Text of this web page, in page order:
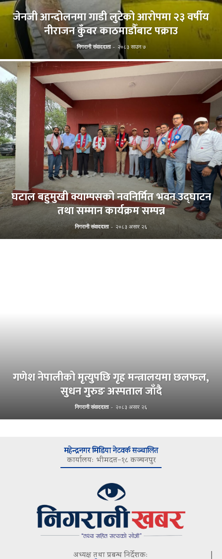
जेनजी आन्दोलनमा गाडी लुटेको आरोपमा २३ वर्षीय
नीराजन कुँवर काठमाडौँबाट पक्राउ
निगरानी संवाददाता - २०८३ साउन ७
घटाल बहुमुखी क्याम्पसको नवनिर्मित भवन उद्घाटन
तथा सम्मान कार्यक्रम सम्पन्न
निगरानी संवाददाता - २०८३ असार २६
गणेश नेपालीको मृत्युपछि गृह मन्त्रालयमा छलफल,
सुधन गुरुङ अस्पताल जाँदै
निगरानी संवाददाता - २०८३ असार २६
महेन्द्रनगर मिडिया नेटवर्क सञ्चालित
कार्यालयः भीमदत्त–१८ कञ्चनपुर
अध्यक्ष तथा प्रबन्ध निर्देशकः